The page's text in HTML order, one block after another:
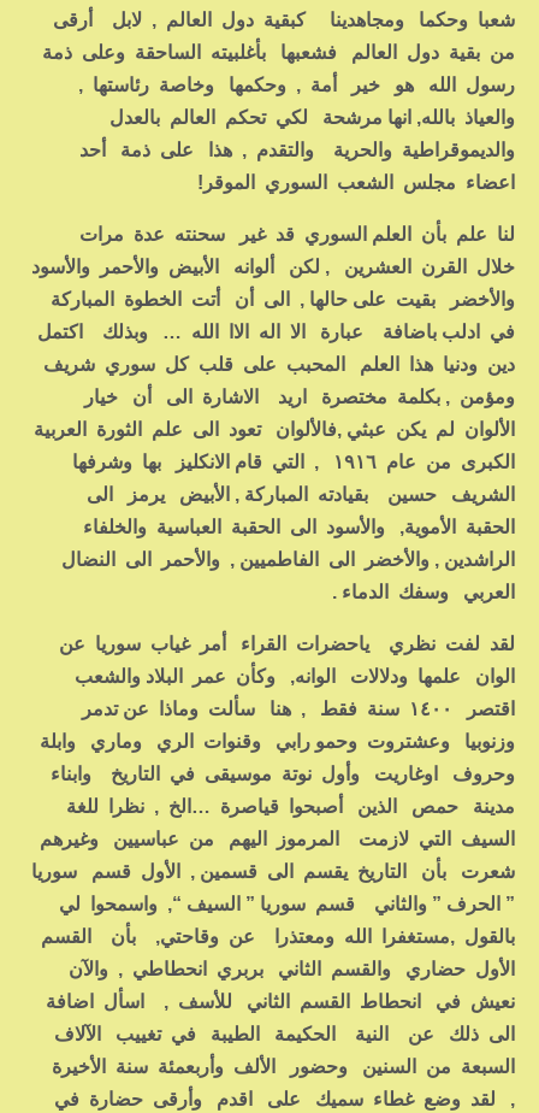
شعبا وحكما ومجاهدينا كبقية دول العالم , لابل أرقى
من بقية دول العالم فشعبها بأغلبيته الساحقة وعلى ذمة
رسول الله هو خير أمة , وحكمها وخاصة رئاستها ,
والعياذ بالله, انها مرشحة لكي تحكم العالم بالعدل
والديموقراطية والحرية والتقدم , هذا على ذمة أحد
اعضاء مجلس الشعب السوري الموقر!
لنا علم بأن العلم السوري قد غير سحنته عدة مرات
خلال القرن العشرين , لكن ألوانه الأبيض والأحمر والأسود
والأخضر بقيت على حالها , الى أن أتت الخطوة المباركة
في ادلب باضافة عبارة الا اله الاا الله … وبذلك اكتمل
دين ودنيا هذا العلم المحبب على قلب كل سوري شريف
ومؤمن , بكلمة مختصرة اريد الاشارة الى أن خيار
الألوان لم يكن عبثي ,فالألوان تعود الى علم الثورة العربية
الكبرى من عام ١٩١٦ , التي قام الانكليز بها وشرفها
الشريف حسين بقيادته المباركة , الأبيض يرمز الى
الحقبة الأموية, والأسود الى الحقبة العباسية والخلفاء
الراشدين , والأخضر الى الفاطميين , والأحمر الى النضال
العربي وسفك الدماء .
لقد لفت نظري ياحضرات القراء أمر غياب سوريا عن
الوان علمها ودلالات الوانه, وكأن عمر البلاد والشعب
اقتصر ١٤٠٠ سنة فقط , هنا سألت وماذا عن تدمر
وزنوبيا وعشتروت وحمو رابي وقنوات الري وماري وابلة
وحروف اوغاريت وأول نوتة موسيقى في التاريخ وابناء
مدينة حمص الذين أصبحوا قياصرة …الخ , نظرا للغة
السيف التي لازمت المرموز اليهم من عباسيين وغيرهم
شعرت بأن التاريخ يقسم الى قسمين , الأول قسم سوريا
” الحرف ” والثاني قسم سوريا ” السيف “, واسمحوا لي
بالقول ,مستغفرا الله ومعتذرا عن وقاحتي, بأن القسم
الأول حضاري والقسم الثاني بربري انحطاطي , والآن
نعيش في انحطاط القسم الثاني للأسف , اسأل اضافة
الى ذلك عن النية الحكيمة الطيبة في تغييب الآلاف
السبعة من السنين وحضور الألف وأربعمئة سنة الأخيرة
, لقد وضع غطاء سميك على اقدم وأرقى حضارة في